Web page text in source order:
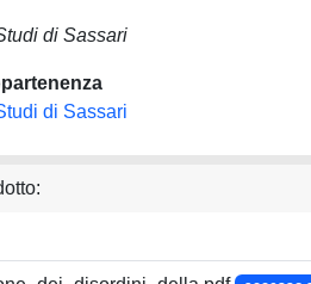
di Sassari
di Sassari